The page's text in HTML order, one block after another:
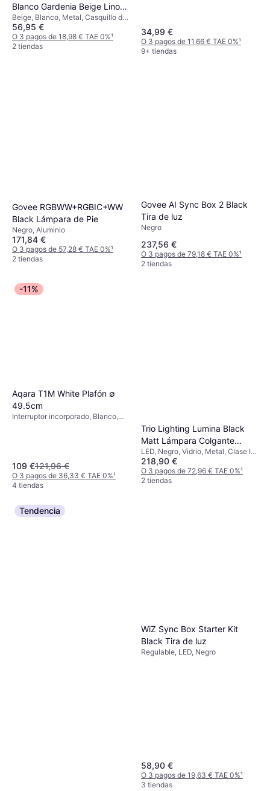
Blanco Gardenia Beige Lino
Ø55 Cm Lámpara Colgante
Beige, Blanco, Metal, Casquillo de
Lámpara: E27
56,95 €
O 3 pagos de 18,98 € TAE 0%¹
2 tiendas
34,99 €
O 3 pagos de 11,66 € TAE 0%¹
9+ tiendas
Govee RGBWW+RGBIC+WW
Black Lámpara de Pie
Negro, Aluminio
171,84 €
O 3 pagos de 57,28 € TAE 0%¹
2 tiendas
Govee AI Sync Box 2 Black
Tira de luz
Negro
237,56 €
O 3 pagos de 79,18 € TAE 0%¹
2 tiendas
-11%
Aqara T1M White Plafón ∅
49.5cm
Interruptor incorporado, Blanco,
109 €121,96 €
O 3 pagos de 36,33 € TAE 0%¹
4 tiendas
Trio Lighting Lumina Black
Matt Lámpara Colgante
93cm
LED, Negro, Vidrio, Metal, Clase IP:
IP20, Casquillo de Lámpara: E14
218,90 €
O 3 pagos de 72,96 € TAE 0%¹
2 tiendas
Tendencia
WiZ Sync Box Starter Kit
Black Tira de luz
Regulable, LED, Negro
58,90 €
O 3 pagos de 19,63 € TAE 0%¹
3 tiendas